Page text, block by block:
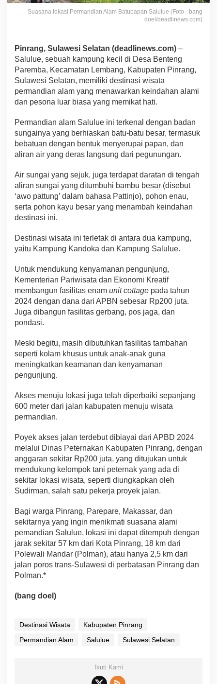
Suasana lokasi Permandian Alam Batupapan Salulue (Foto - bang
doel/deadlinews.com)
Pinrang, Sulawesi Selatan (deadlinews.com) –
Salulue, sebuah kampung kecil di Desa Benteng
Paremba, Kecamatan Lembang, Kabupaten Pinrang,
Sulawesi Selatan, memiliki destinasi wisata
permandian alam yang menawarkan keindahan alami
dan pesona luar biasa yang memikat hati.
Permandian alam Salulue ini terkenal dengan badan
sungainya yang berhiaskan batu-batu besar, termasuk
bebatuan dengan bentuk menyerupai papan, dan
aliran air yang deras langsung dari pegunungan.
Air sungai yang sejuk, juga terdapat daratan di tengah
aliran sungai yang ditumbuhi bambu besar (disebut
‘awo pattung’ dalam bahasa Pattinjo), pohon enau,
serta pohon kayu besar yang menambah keindahan
destinasi ini.
Destinasi wisata ini terletak di antara dua kampung,
yaitu Kampung Kandoka dan Kampung Salulue.
Untuk mendukung kenyamanan pengunjung,
Kementerian Pariwisata dan Ekonomi Kreatif
membangun fasilitas enam unit cottage pada tahun
2024 dengan dana dari APBN sebesar Rp200 juta.
Juga dibangun fasilitas gerbang, pos jaga, dan
pondasi.
Meski begitu, masih dibutuhkan fasilitas tambahan
seperti kolam khusus untuk anak-anak guna
meningkatkan keamanan dan kenyamanan
pengunjung.
Akses menuju lokasi juga telah diperbaiki sepanjang
600 meter dari jalan kabupaten menuju wisata
permandian.
Poyek akses jalan terdebut dibiayai dari APBD 2024
melalui Dinas Peternakan Kabupaten Pinrang, dengan
anggaran sekitar Rp200 juta, yang ditujukan untuk
mendukung kelompok tani peternak yang ada di
sekitar lokasi wisata, seperti diungkapkan oleh
Sudirman, salah satu pekerja proyek jalan.
Bagi warga Pinrang, Parepare, Makassar, dan
sekitarnya yang ingin menikmati suasana alami
pemandian Salulue, lokasi ini dapat ditempuh dengan
jarak sekitar 57 km dari Kota Pinrang, 18 km dari
Polewali Mandar (Polman), atau hanya 2,5 km dari
jalan poros trans-Sulawesi di perbatasan Pinrang dan
Polman.*
(bang doel)
Destinasi Wisata
Kabupaten Pinrang
Permandian Alam
Salulue Sulawesi Selatan
Ikuti Kami